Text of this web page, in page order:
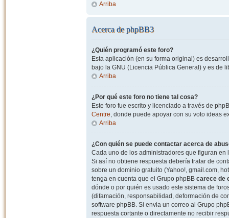
Arriba
Acerca de phpBB3
¿Quién programó este foro?
Esta aplicación (en su forma original) es
bajo la GNU (Licencia Pública General) y es de
Arriba
¿Por qué este foro no tiene tal cosa?
Este foro fue escrito y licenciado a través de
Centre, donde puede apoyar con su voto ideas
Arriba
¿Con quién se puede contactar acerca de
Cada uno de los administradores que figuran
Si así no obtiene respuesta debería tratar de
sobre un dominio gratuito (Yahoo!, gmail.com,
tenga en cuenta que el Grupo phpBB carece de
dónde o por quién es usado este sistema de
(difamación, responsabilidad, deformación de
software phpBB. Si envia un correo al Grupo
respuesta cortante o directamente no recibir